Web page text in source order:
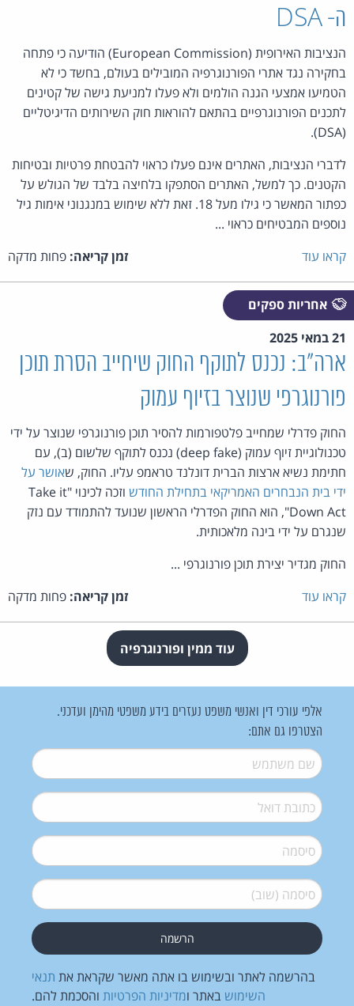
ה- DSA
הנציבות האירופית (European Commission) הודיעה כי פתחה
בחקירה נגד אתרי הפורנוגרפיה המובילים בעולם, בחשד כי לא
הטמיעו אמצעי הגנה הולמים ולא פעלו למניעת גישה של קטינים
לתכנים הפורנוגרפיים בהתאם להוראות חוק השירותים הדיגיטליים
(DSA).
לדברי הנציבות, האתרים אינם פעלו כראוי להבטחת פרטיות ובטיחות
הקטנים. כך למשל, האתרים הסתפקו בלחיצה בלבד של הגולש על
כפתור המאשר כי גילו מעל 18. זאת ללא שימוש במנגנוני אימות גיל
נוספים המבטיחים כראוי ...
קראו עוד
זמן קריאה: פחות מדקה
אחריות ספקים
21 במאי 2025
ארה"ב: נכנס לתוקף החוק שיחייב הסרת תוכן
פורנוגרפי שנוצר בזיוף עמוק
החוק פדרלי שמחייב פלטפורמות להסיר תוכן פורנוגרפי שנוצר על ידי
טכנולוגיית זיוף עמוק (deep fake) נכנס לתוקף שלשום (ב), עם
חתימת נשיא ארצות הברית דונלנד טראמפ עליו. החוק, שאושר על
ידי בית הנבחרים האמריקאי בתחילת החודש
וזכה לכינוי "Take it
Down Act", הוא החוק הפדרלי הראשון שנועד להתמודד עם נזק
שנגרם על ידי בינה מלאכותית.
החוק מגדיר יצירת תוכן פורנוגרפי ...
קראו עוד
זמן קריאה: פחות מדקה
עוד ממין ופורנוגרפיה
אלפי עורכי דין ואנשי משפט נעזרים בידע משפטי מהימן ועדכני.
הצטרפו גם אתם:
שם משתמש*
דואל*
סיסמה*
סיסמה (שוב)*
בהרשמה לאתר ובשימוש בו אתה מאשר שקראת את תנאי
השימוש באתר ומדיניות הפרטיות והסכמת להם.